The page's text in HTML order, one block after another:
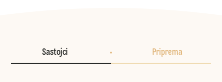
Sastojci Priprema